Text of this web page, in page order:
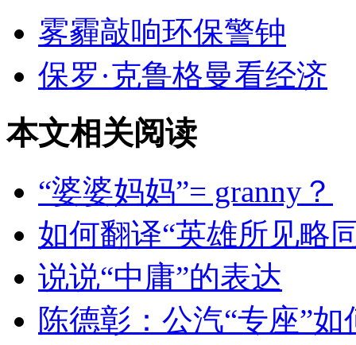
雾霾敲响环保警钟
保罗·克鲁格曼看经济
本文相关阅读
“婆婆妈妈”= granny？
如何翻译“英雄所见略
说说“中庸”的表达
陈德彰：公汽“专座”如